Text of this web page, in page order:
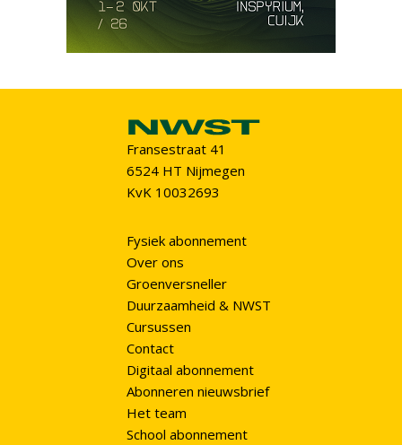
Fransestraat 41
6524 HT Nijmegen
KvK 10032693
Fysiek abonnement
Over ons
Groenversneller
Duurzaamheid & NWST
Cursussen
Contact
Digitaal abonnement
Abonneren nieuwsbrief
Het team
School abonnement